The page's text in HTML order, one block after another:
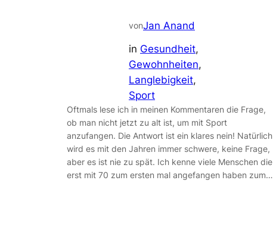
vonJan Anand
in Gesundheit
Gewohnheiten
Langlebigkeit
Sport
Oftmals lese ich in meinen Kommentaren die Frage,
ob man nicht jetzt zu alt ist, um mit Sport
anzufangen. Die Antwort ist ein klares nein! Natürlich
wird es mit den Jahren immer schwere, keine Frage,
aber es ist nie zu spät. Ich kenne viele Menschen die
erst mit 70 zum ersten mal angefangen haben zum…